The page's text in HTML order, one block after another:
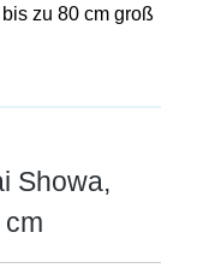
zu 80 cm groß
Showa,